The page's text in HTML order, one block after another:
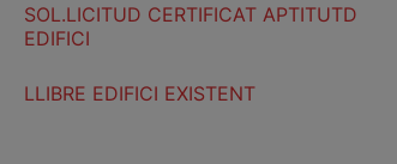
SOL.LICITUD CERTIFICAT APTITUTD
EDIFICI
LLIBRE EDIFICI EXISTENT